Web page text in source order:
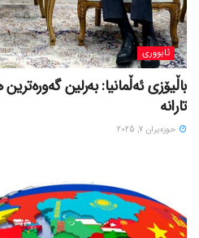
ئابووری
باڵیۆزی ئەڵمانیا: بەرلین
تارانە
حوزه‌یران 7, 2025